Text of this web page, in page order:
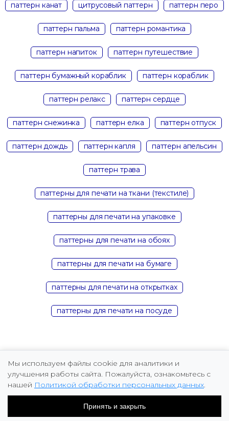
паттерн канат цитрусовый паттерн паттерн перо
паттерн пальма паттерн романтика
паттерн напиток паттерн путешествие
паттерн бумажный кораблик паттерн кораблик
паттерн релакс паттерн сердце
паттерн снежинка паттерн елка паттерн отпуск
паттерн дождь паттерн капля паттерн апельсин
паттерн трава
паттерны для печати на ткани (текстиле)
паттерны для печати на упаковке
паттерны для печати на обоях
паттерны для печати на бумаге
паттерны для печати на открытках
паттерны для печати на посуде
Copyright © 2026 Marina Fomicheva
Мы используем файлы cookie для аналитики и
улучшения работы сайта. Пожалуйста, ознакомьтесь с
нашей Политикой обработки персональных данных.
Принять и закрыть